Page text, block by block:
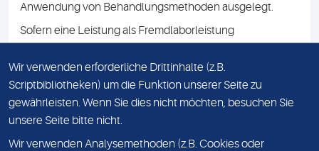
Anwendung von Behandlungsmethoden ausgelegt.
Sofern eine Leistung als Fremdlaborleistung
Namen des Fremdlabors mit. Mit der Beauftragung der
Fremdlaborleistung erklären Sie sich mit dieser
Vereinbarung einverstanden.
Wir verwenden erforderliche Drittinhalte (z.B.
Scriptbibliotheken) um die Funktion unserer Seite zu
gewährleisten. Wenn Sie dies nicht möchten, besuchen Sie
unsere Seite bitte nicht.
Wir verwenden Analysemethoden (z.B. Cookies oder